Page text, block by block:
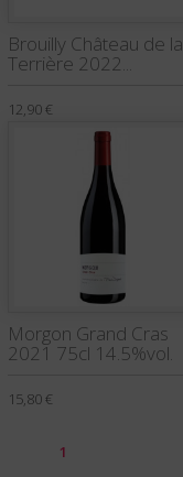
Brouilly Château de la
Terrière 2022...
12,90 €
Morgon Grand Cras
2021 75cl 14.5%vol.
15,80 €
1